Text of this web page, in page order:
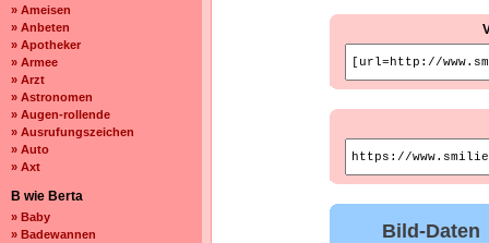
» Ameisen
» Anbeten
» Apotheker
» Armee
» Arzt
» Astronomen
» Augen-rollende
» Ausrufungszeichen
» Auto
» Axt
B wie Berta
» Baby
» Badewannen
Bild-Daten